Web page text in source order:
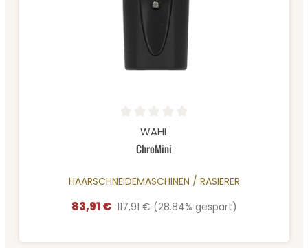
Durchschnittliche Bewertung von 0 von 5 Sternen
WAHL
ChroMini
HAARSCHNEIDEMASCHINEN / RASIERER
Verkaufspreis:
83,91 € Regulärer Preis:
117,91 € (28.84% gespart)